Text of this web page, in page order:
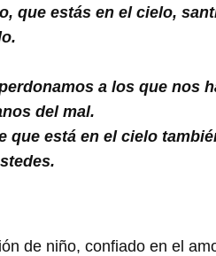
que estás en el cielo,
a los que nos
del mal.
que está en el cielo
de niño, confiado en el